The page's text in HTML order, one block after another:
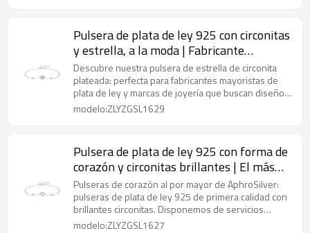
Pulsera de plata de ley 925 con circonitas
y estrella, a la moda | Fabricante
mayorista de joyería personalizada
Descubre nuestra pulsera de estrella de circonita
plateada: perfecta para fabricantes mayoristas de
plata de ley y marcas de joyería que buscan diseños
modernos y personalizables.
modelo:ZLYZGSL1629
Pulsera de plata de ley 925 con forma de
corazón y circonitas brillantes | El más
vendido al por mayor para colecciones de
regalos
Pulseras de corazón al por mayor de AphroSilver:
pulseras de plata de ley 925 de primera calidad con
brillantes circonitas. Disponemos de servicios
OEM/ODM y venta al por mayor.
modelo:ZLYZGSL1627